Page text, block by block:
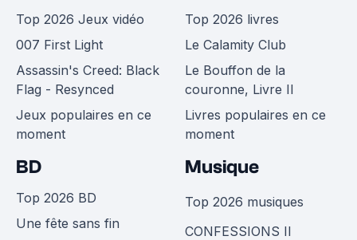
Top 2026 Jeux vidéo
007 First Light
Assassin's Creed: Black
Flag - Resynced
Jeux populaires en ce
moment
Top 2026 livres
Le Calamity Club
Le Bouffon de la
couronne, Livre II
Livres populaires en ce
moment
BD
Top 2026 BD
Une fête sans fin
Musique
Top 2026 musiques
CONFESSIONS II